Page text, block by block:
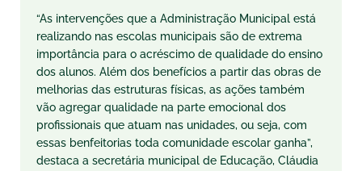
“As intervenções que a Administração Municipal está
realizando nas escolas municipais são de extrema
importância para o acréscimo de qualidade do ensino
dos alunos. Além dos benefícios a partir das obras de
melhorias das estruturas físicas, as ações também
vão agregar qualidade na parte emocional dos
profissionais que atuam nas unidades, ou seja, com
essas benfeitorias toda comunidade escolar ganha”,
destaca a secretária municipal de Educação, Cláudia